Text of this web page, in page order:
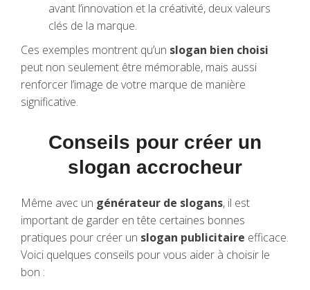
avant l’innovation et la créativité, deux valeurs
clés de la marque.
Ces exemples montrent qu’un slogan bien choisi
peut non seulement être mémorable, mais aussi
renforcer l’image de votre marque de manière
significative.
Conseils pour créer un
slogan accrocheur
Même avec un générateur de slogans, il est
important de garder en tête certaines bonnes
pratiques pour créer un slogan publicitaire efficace.
Voici quelques conseils pour vous aider à choisir le
bon :